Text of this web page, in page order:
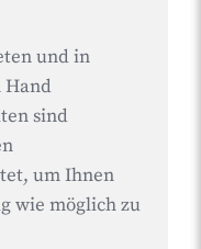
und in
Hand
sind
um Ihnen
wie möglich zu